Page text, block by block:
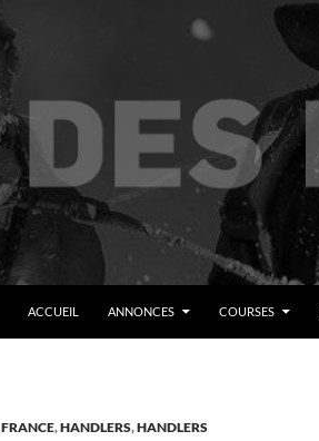
ACCUEIL
ANNONCES COURSES
FRANCE,HANDLERS,HANDLERS